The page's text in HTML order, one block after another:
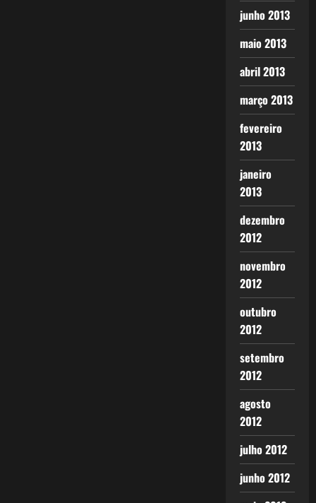
junho 2013
maio 2013
abril 2013
março 2013
fevereiro
2013
janeiro
2013
dezembro
2012
novembro
2012
outubro
2012
setembro
2012
agosto
2012
julho 2012
junho 2012